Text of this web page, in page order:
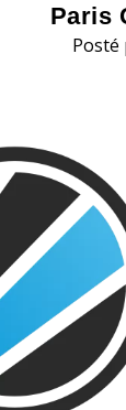
Paris
Posté